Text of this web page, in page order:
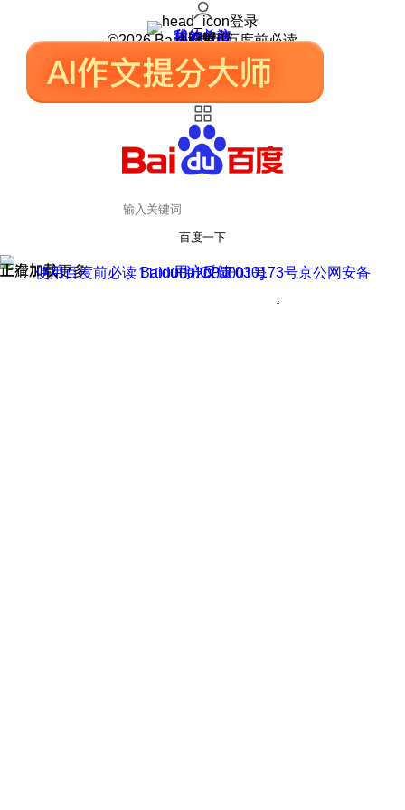
登录
我的关注
我的收藏
皮肤中心
用户反馈
设置
©2026 Baidu 使用百度前必读
百度一下
正在加载
上滑加载更多 用户反馈
使用百度前必读 Baidu 京ICP证030173号
京公网安备11000002000001号